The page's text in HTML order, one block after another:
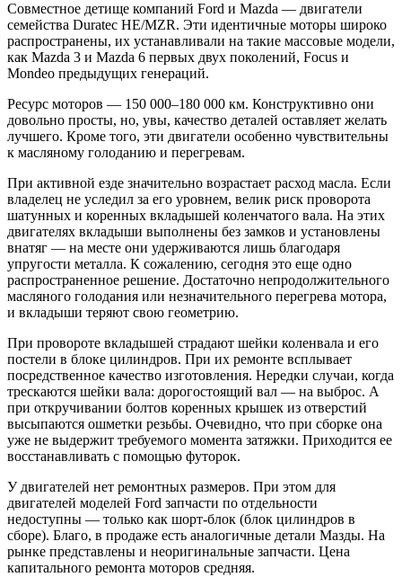
Совместное детище компаний Ford и Mazda — двигатели
семейства Duratec HE/MZR. Эти идентичные моторы широко
распространены, их устанавливали на такие массовые модели,
как Mazda 3 и Mazda 6 первых двух поколений, Focus и
Mondeo предыдущих генераций.
Ресурс моторов — 150 000–180 000 км. Конструктивно они
довольно просты, но, увы, качество деталей оставляет желать
лучшего. Кроме того, эти двигатели особенно чувствительны
к масляному голоданию и перегревам.
При активной езде значительно возрастает расход масла. Если
владелец не уследил за его уровнем, велик риск проворота
шатунных и коренных вкладышей коленчатого вала. На этих
двигателях вкладыши выполнены без замков и установлены
внатяг — на месте они удерживаются лишь благодаря
упругости металла. К сожалению, сегодня это еще одно
распространенное решение. Достаточно непродолжительного
масляного голодания или незначительного перегрева мотора,
и вкладыши теряют свою геометрию.
При провороте вкладышей страдают шейки коленвала и его
постели в блоке цилиндров. При их ремонте всплывает
посредственное качество изготовления. Нередки случаи, когда
трескаются шейки вала: дорогостоящий вал — на выброс. А
при откручивании болтов коренных крышек из отверстий
высыпаются ошметки резьбы. Очевидно, что при сборке она
уже не выдержит требуемого момента затяжки. Приходится ее
восстанавливать с помощью футорок.
У двигателей нет ремонтных размеров. При этом для
двигателей моделей Ford запчасти по отдельности
недоступны — только как шорт-блок (блок цилиндров в
сборе). Благо, в продаже есть аналогичные детали Мазды. На
рынке представлены и неоригинальные запчасти. Цена
капитального ремонта моторов средняя.